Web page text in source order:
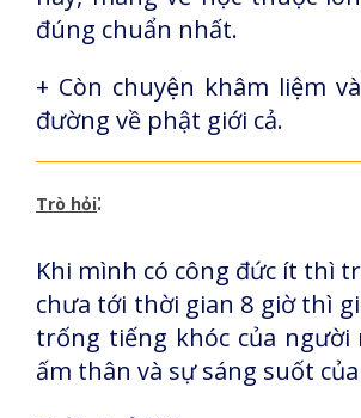
đúng chuẩn nhất.
+ Còn chuyện khâm liệm
đường về phật giới cả.
Trò hỏi:
Khi mình có công đức ít thì
chưa tới thời gian 8 giờ thì
trống tiếng khóc của
ấm thân và sự sáng suốt